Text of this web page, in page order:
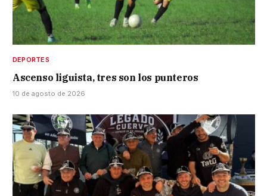
DEPORTES
Ascenso liguista, tres son los punteros
10 de agosto de 2026